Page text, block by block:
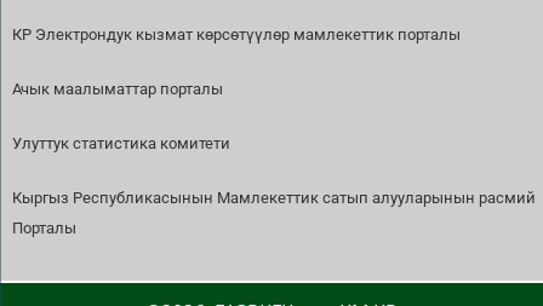
КР Электрондук кызмат көрсөтүүлөр мамлекеттик порталы
Ачык маалыматтар порталы
Улуттук статистика комитети
Кыргыз Республикасынын Мамлекеттик сатып алууларынын расмий
Порталы